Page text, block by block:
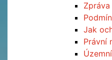
Jak
Právní